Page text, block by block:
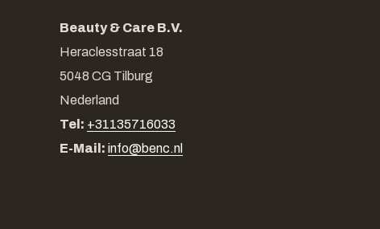
Beauty & Care B.V.
Heraclesstraat 18
5048 CG Tilburg
Nederland
Tel: +31135716033
E-Mail: info@benc.nl